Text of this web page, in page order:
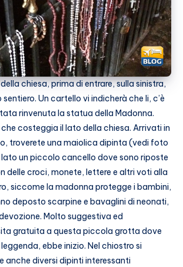
chiesa, prima di entrare, sulla sinistra,
Un cartello vi indicherà che li, c’è
rinvenuta la statua della Madonna.
costeggia il lato della chiesa. Arrivati in
troverete una maiolica dipinta (vedi foto
lato un piccolo cancello dove sono riposte
delle croci, monete, lettere e altri voti alla
siccome la madonna protegge i bambini,
deposto scarpine e bavaglini di neonati,
Molto suggestiva ed
gratuita a questa piccola grotta dove
ebbe inizio. Nel chiostro si
anche diversi dipinti interessanti